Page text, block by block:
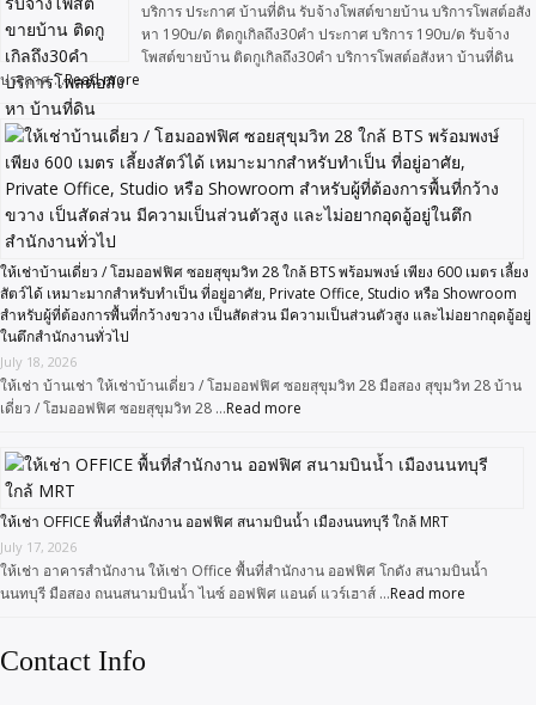
บริการ ประกาศ บ้านที่ดิน รับจ้างโพสต์ขายบ้าน บริการโพสต์อสัง
หา 190บ/ด ติดกูเกิลถึง30คำ ประกาศ บริการ 190บ/ด รับจ้าง
โพสต์ขายบ้าน ติดกูเกิลถึง30คำ บริการโพสต์อสังหา บ้านที่ดิน
ประกาศ …Read more
ให้เช่าบ้านเดี่ยว / โฮมออฟฟิศ ซอยสุขุมวิท 28 ใกล้ BTS พร้อมพงษ์ เพียง 600 เมตร เลี้ยง
สัตว์ได้ เหมาะมากสำหรับทำเป็น ที่อยู่อาศัย, Private Office, Studio หรือ Showroom
สำหรับผู้ที่ต้องการพื้นที่กว้างขวาง เป็นสัดส่วน มีความเป็นส่วนตัวสูง และไม่อยากอุดอู้อยู่
ในตึกสำนักงานทั่วไป
July 18, 2026
ให้เช่า บ้านเช่า ให้เช่าบ้านเดี่ยว / โฮมออฟฟิศ ซอยสุขุมวิท 28 มือสอง สุขุมวิท 28 บ้าน
เดี่ยว / โฮมออฟฟิศ ซอยสุขุมวิท 28 …Read more
ให้เช่า OFFICE พื้นที่สำนักงาน ออฟฟิศ สนามบินน้ำ เมืองนนทบุรี ใกล้ MRT
July 17, 2026
ให้เช่า อาคารสำนักงาน ให้เช่า Office พื้นที่สำนักงาน ออฟฟิศ โกดัง สนามบินน้ำ
นนทบุรี มือสอง ถนนสนามบินน้ำ ไนซ์ ออฟฟิศ แอนด์ แวร์เฮาส์ …Read more
Contact Info